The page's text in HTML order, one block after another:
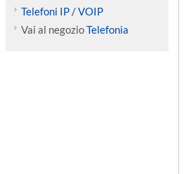
Telefoni IP / VOIP
Vai al negozioTelefonia